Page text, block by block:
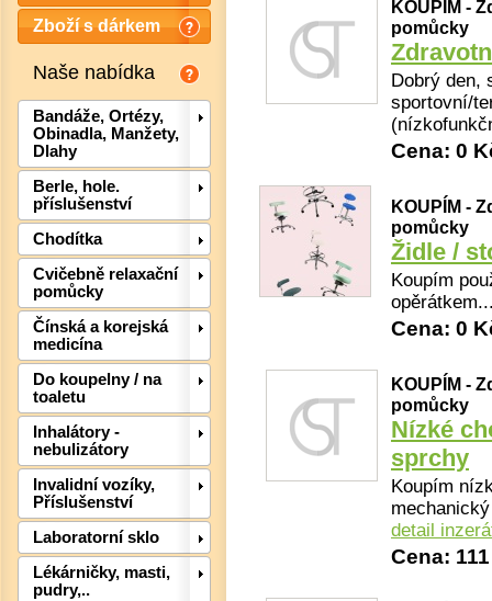
Zboží s dárkem
Naše nabídka
Bandáže, Ortézy,
Obinadla, Manžety,
Dlahy
Berle, hole.
příslušenství
Chodítka
Cvičebně relaxační
pomůcky
Čínská a korejská
medicína
Do koupelny / na
toaletu
Inhalátory -
nebulizátory
Invalidní vozíky,
Příslušenství
Laboratorní sklo
Lékárničky, masti,
pudry,..
KOUPÍM -
pomůcky
Dobrý den,
sportovní/
Cena: 0
KOUPÍM -
pomůcky
Židle /
Koupím
Cena: 0
KOUPÍM -
pomůcky
Nízké
sprchy
Koupím
detail
Cena: